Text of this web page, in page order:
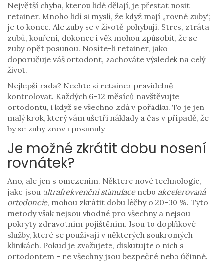
Největší chyba, kterou lidé dělají, je přestat nosit
retainer. Mnoho lidí si myslí, že když mají „rovné zuby“,
je to konec. Ale zuby se v životě pohybují. Stres, ztráta
zubů, kouření, dokonce i věk mohou způsobit, že se
zuby opět posunou. Nosíte-li retainer, jako
doporučuje váš ortodont, zachováte výsledek na celý
život.
Nejlepší rada? Nechte si retainer pravidelně
kontrolovat. Každých 6-12 měsíců navštěvujte
ortodontu, i když se všechno zdá v pořádku. To je jen
malý krok, který vám ušetří náklady a čas v případě, že
by se zuby znovu posunuly.
Je možné zkrátit dobu nosení
rovnátek?
Ano, ale jen s omezením. Některé nové technologie,
jako jsou ultrafrekvenční stimulacenebo akcelerovaná
ortodoncie, mohou zkrátit dobu léčby o 20-30 %. Tyto
metody však nejsou vhodné pro všechny a nejsou
pokryty zdravotním pojištěním. Jsou to doplňkové
služby, které se používají v některých soukromých
klinikách. Pokud je zvažujete, diskutujte o nich s
ortodontem - ne všechny jsou bezpečné nebo účinné.